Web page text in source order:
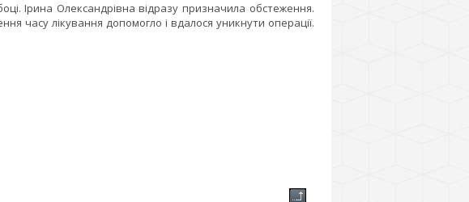
Ірина Олександрівна відразу призначила обстеження.
часу лікування допомогло і вдалося уникнути операції.